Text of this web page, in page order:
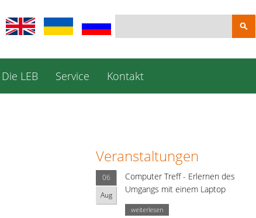
Suchbegriffe
Die LEB Service Kontakt
Veranstaltungen
06
Aug
Computer Treff - Erlernen des
Umgangs mit einem Laptop
weiterlesen